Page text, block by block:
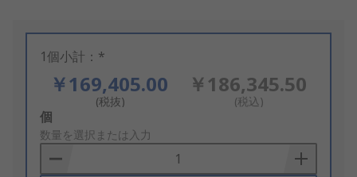
1個小計：*
￥169,405.00
(税抜)
￥186,345.50
(税込)
Add
to
Basket
個
数量を選択または入力